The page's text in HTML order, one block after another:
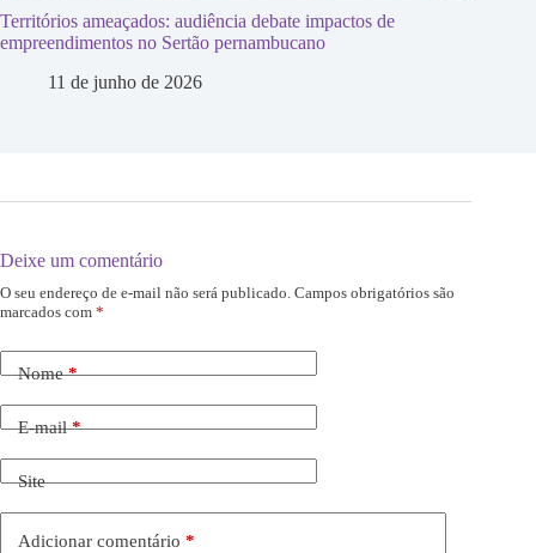
Territórios ameaçados: audiência debate impactos de
empreendimentos no Sertão pernambucano
11 de junho de 2026
Deixe um comentário
O seu endereço de e-mail não será publicado. Campos obrigatórios são
marcados com *
Nome*
E-mail*
Site
Adicionar comentário *